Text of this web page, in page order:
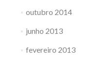
outubro 2014
junho 2013
fevereiro 2013